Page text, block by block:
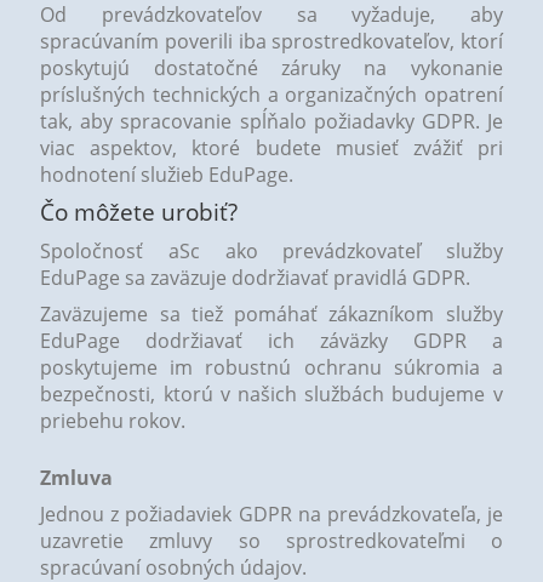
Od prevádzkovateľov sa vyžaduje, aby
spracúvaním poverili iba sprostredkovateľov, ktorí
poskytujú dostatočné záruky na vykonanie
príslušných technických a organizačných opatrení
tak, aby spracovanie spĺňalo požiadavky GDPR. Je
viac aspektov, ktoré budete musieť zvážiť pri
hodnotení služieb EduPage.
Čo môžete urobiť?
Spoločnosť aSc ako prevádzkovateľ služby
EduPage sa zaväzuje dodržiavať pravidlá GDPR.
Zaväzujeme sa tiež pomáhať zákazníkom služby
EduPage dodržiavať ich záväzky GDPR a
poskytujeme im robustnú ochranu súkromia a
bezpečnosti, ktorú v našich službách budujeme v
priebehu rokov.
Zmluva
Jednou z požiadaviek GDPR na prevádzkovateľa, je
uzavretie zmluvy so sprostredkovateľmi o
spracúvaní osobných údajov.